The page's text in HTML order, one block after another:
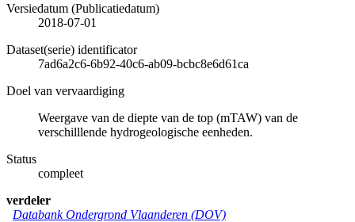
Versiedatum (Publicatiedatum)
2018-07-01
Dataset(serie) identificator
7ad6a2c6-6b92-40c6-ab09-bcbc8e6d61ca
Doel van vervaardiging
Weergave van de diepte van de top (mTAW) van de
verschilllende hydrogeologische eenheden.
Status
compleet
verdeler
Databank Ondergrond Vlaanderen (DOV)